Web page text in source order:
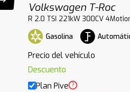
Volkswagen T-Roc
R 2.0 TSI 221kW 300CV
Gasolina
Precio del vehículo
Descuento
Plan Pive ?